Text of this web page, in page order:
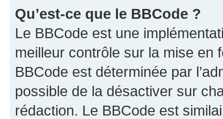
Qu’est-ce que le BBCode ?
Le BBCode est une
meilleur contrôle sur la mise en
BBCode est déterminée par
possible de la désactiver sur
rédaction. Le BBCode est